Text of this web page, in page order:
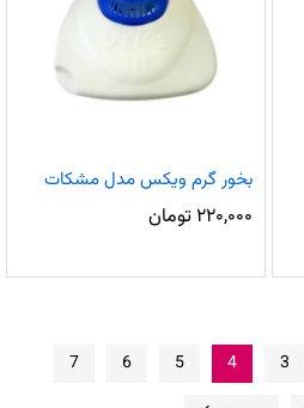
بخور گرم ویکس مدل مشکات
۲۲۰,۰۰۰ تومان
3
4
5
6
7